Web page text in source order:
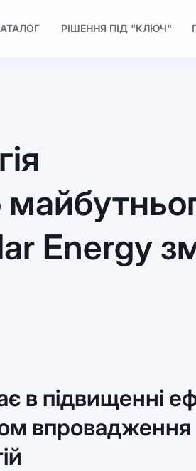
РІШЕННЯ ПІД "КЛЮЧ"
Energy
в підвищенні
впровадження